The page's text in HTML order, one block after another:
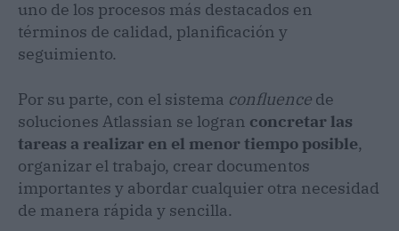
uno de los procesos más destacados en
términos de calidad, planificación y
seguimiento.
Por su parte, con el sistema confluence de
soluciones Atlassian se logran concretar las
tareas a realizar en el menor tiempo posible,
organizar el trabajo, crear documentos
importantes y abordar cualquier otra necesidad
de manera rápida y sencilla.